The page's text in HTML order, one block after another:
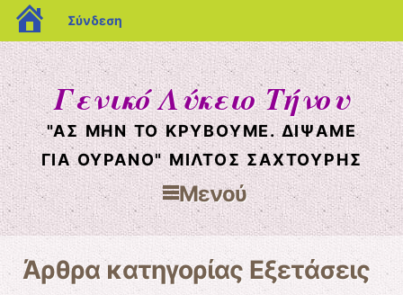
blogs.sch.gr
Σύνδεση
Γενικό Λύκειο Τήνου
"ΑΣ ΜΗΝ ΤΟ ΚΡΥΒΟΥΜΕ. ΔΙΨΑΜΕ
ΓΙΑ ΟΥΡΑΝΟ" ΜΙΛΤΟΣ ΣΑΧΤΟΥΡΗΣ
Μενού
Μετάβαση στο περιεχόμενο
Άρθρα κατηγορίας Εξετάσεις